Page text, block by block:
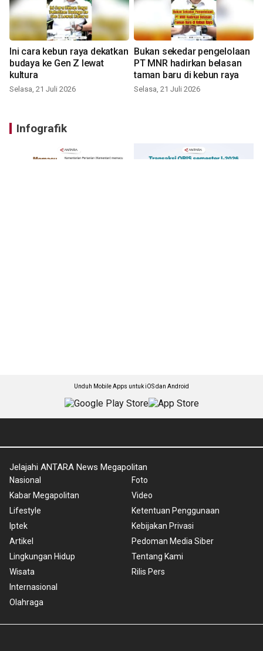
Ini cara kebun raya dekatkan
budaya ke Gen Z lewat
kultura
Selasa, 21 Juli 2026
Bukan sekedar pengelolaan
PT MNR hadirkan belasan
taman baru di kebun raya
Selasa, 21 Juli 2026
Infografik
Unduh Mobile Apps untuk iOS dan Android
Jelajahi ANTARA News Megapolitan
Nasional
Kabar Megapolitan
Lifestyle
Iptek
Artikel
Lingkungan Hidup
Wisata
Internasional
Olahraga
Foto
Video
Ketentuan Penggunaan
Kebijakan Privasi
Pedoman Media Siber
Tentang Kami
Rilis Pers